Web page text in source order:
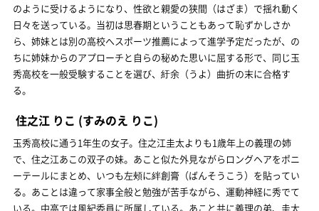
のように受けるようになり、性欲と親愛の狭間（はざま）で揺れ動く
日々を送っている。当初は思春期ということもあって恥ずかしさか
ら、姉妹とは別の高校へスポーツ推薦によって進学予定だったが、の
ちに姉妹からのアプローチと自らの秘めた思いに屈する形で、同じ玉
秀高校を一般受験することを選び、紆余（うよ）曲折の末に合格す
る。
住之江 りこ (すみのえ りこ)
玉秀高校に通う1年生の女子。住之江圭太よりも1歳年上の義理の姉
で、住之江あこの双子の妹。あこと似た外見ながらロングヘアをポニ
ーテールにまとめ、いつも左頰に絆創膏（ばんそうこう）を貼ってい
る。あことは違って家事全般と勉強が苦手ながら、運動神経に秀でて
いる。中高では風紀委員に所属している。あこと共に義理の弟、圭太